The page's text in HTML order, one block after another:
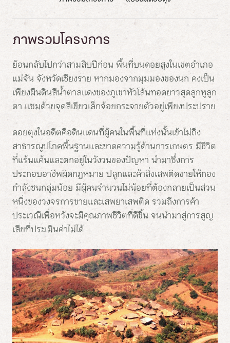
ภาพรวมโครงการ
ย้อนกลับไปกว่าสามสิบปีก่อน พื้นที่บนดอยสูงในเขตอำเภอ
แม่จัน จังหวัดเชียงราย หากมองจากมุมมองของนก คงเป็น
เพียงผืนดินสีน้ำตาลแดงของภูเขาหัวโล้นทอดยาวสุดลูกหูลูก
ตา แซมด้วยจุดสีเขียวเล็กจ้อยกระจายตัวอยู่เพียงประปราย
ดอยตุงในอดีตคือดินแดนที่ผู้คนในพื้นที่แห่งนั้นเข้าไม่ถึง
สาธารณูปโภคพื้นฐานและขาดความรู้ด้านการเกษตร มีชีวิต
ที่แร้นแค้นและตกอยู่ในวังวนของปัญหา นำมาซึ่งการ
ประกอบอาชีพผิดกฎหมาย ปลูกและค้าสิ่งเสพติดขายให้กอง
กำลังชนกลุ่มน้อย มีผู้คนจำนวนไม่น้อยที่ต้องกลายเป็นส่วน
หนึ่งของวงจรการขายและเสพยาเสพติด รวมถึงการค้า
ประเวณีเพื่อหวังจะมีคุณภาพชีวิตที่ดีขึ้น จนนำมาสู่การสูญ
เสียที่ประเมินค่าไม่ได้